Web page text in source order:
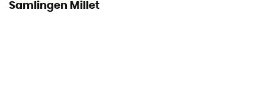
Samlingen Millet